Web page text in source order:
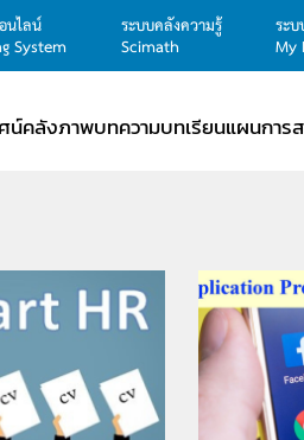
นไลน์
System
ระบบคลังความรู้
Scimath
ระ
My
น์คลังภาพบทความบทเรียนแผนการ